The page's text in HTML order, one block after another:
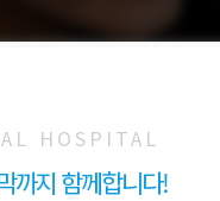
HOSPITAL
까지 함께합니다!